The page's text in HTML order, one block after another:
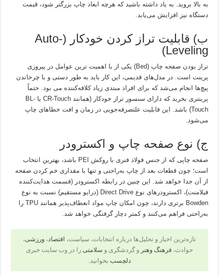
به بالا بروید. به یاد داشته باشید که هرچه ابعاد چاپ بزرگتر شود، قیمت
دستگاه نیز افزایش می‌یابد.
ب) قابلیت تراز کردن خودکار (Auto-
Leveling)
تراز بودن صفحه چاپ (Bed) یکی از با اهمیت ترین عوامل در پیروزی
پرینت است. در مدل‌های قدیمی، این کار باید به طور دستی و با چرخاندن
پیچ‌ها انجام می‌شد که برای افراد مبتدی زیاد کلافه‌کننده می بود. حتماً
پرینتری بخرید که دارای سنسور تراز خودکار (همانند CR-Touch یا BL-
Touch) باشد. این قابلیت علتصرفه‌جویی در زمان و افت خطاهای چاپ
می‌شود.
ج) نوع صفحه چاپ و اکسترودر
صفحه چاپی که از جنس فولاد فنری با روکش PEI باشد، بهترین انتخاب
است؛ چون قطعات بعد از چاپ به‌راحتی و تنها با مقداری خم کردن صفحه
از آن جدا خواهد شد. این چنین در رابطه اکسترودر (قسمت هدایت‌کننده
فیلامنت)، اکسترودرهای نوع Direct Drive (درایو مستقیم) نسبت به نوع
Bowden برتری دارند، چون امکان چاپ مواد انعطاف‌پذیر همانند TPU را
به‌راحتی فراهم می‌کنند و کمتر دچار گرفتگی خواهد شد.
تازه‌ترین اخبار و تحلیل‌ها درباره انتخابات، سیاست، اقتصاد، ورزشی،
حوادث، فرهنگ وهنر و گردشگری و سلامتی را در وب سایت خبری
دلچسب بخوانید.